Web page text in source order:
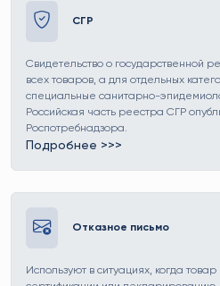
СГР
Свидетельство о государственной
всех товаров, а для отдельных
специальные санитарно-
Российская часть реестра СГР
Роспотребнадзора.
Подробнее >>>
Отказное письмо
Используют в ситуациях, когда